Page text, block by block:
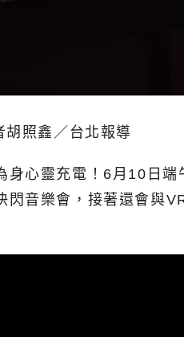
照鑫／台北報導
身心靈充電！6月10日
閃音樂會，接著還會與